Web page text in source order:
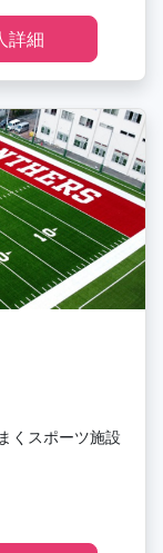
詳細
くスポーツ施設